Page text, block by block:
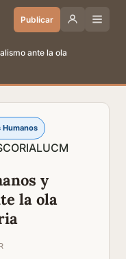
Publicar
ante la ola
Humanos
UCM
y
la ola